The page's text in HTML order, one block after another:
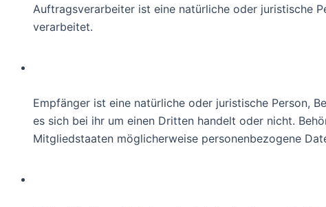
Auftragsverarbeiter ist eine natürliche oder juristische
verarbeitet.
Empfänger ist eine natürliche oder juristische Person,
es sich bei ihr um einen Dritten handelt oder nicht.
Mitgliedstaaten möglicherweise personenbezogene